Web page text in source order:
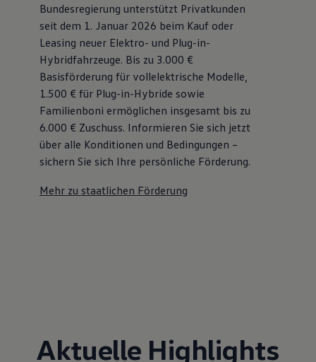
Bundesregierung unterstützt Privatkunden
seit dem 1. Januar 2026 beim Kauf oder
Leasing neuer Elektro- und Plug-in-
Hybridfahrzeuge. Bis zu 3.000 €
Basisförderung für vollelektrische Modelle,
1.500 € für Plug-in-Hybride sowie
Familienboni ermöglichen insgesamt bis zu
6.000 € Zuschuss⁠. Informieren Sie sich jetzt
über alle Konditionen und Bedingungen –
sichern Sie sich Ihre persönliche Förderung.
Mehr zu staatlichen Förderung
Aktuelle Highlights